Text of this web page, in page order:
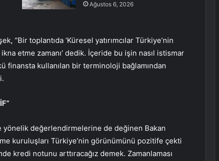
Ağustos 6, 2026
“Bir toplantıda ‘Küresel yatırımcılar Türkiye’nin
etme zamanı’ dedik. İçeride bu işin nasıl istismar
finansta kullanılan bir terminoloji bağlamından
yönelik değerlendirmelerine de değinen Bakan
kuruluşları Türkiye’nin görünümünü pozitife çekti
kredi notunu arttıracağız demek. Zamanlaması